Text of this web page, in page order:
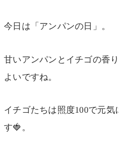
今日は「アンパンの日」。
甘いアンパンとイチゴの香
よいですね。
イチゴたちは照度100で元気
す🍓。